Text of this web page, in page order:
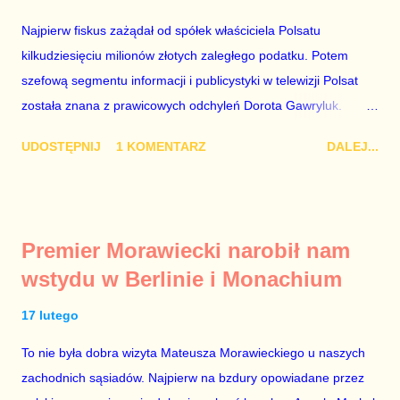
Najpierw fiskus zażądał od spółek właściciela Polsatu
kilkudziesięciu milionów złotych zaległego podatku. Potem
szefową segmentu informacji i publicystyki w telewizji Polsat
została znana z prawicowych odchyleń Dorota Gawryluk.
marionetka partii rządzącej, żona agenta SB, który jest obecnie
tylko tam, gdzie nie ma trudnych pytań. Taki obrót spraw
przyjmuję ze smutkiem. Właściciela Polsatu – Zygmunta
znowu dał się złamać partii Jarosława Kaczyńskiego. Znowu,
bo w 2007 roku też tak się stało. Na kilka tygodni przed
UDOSTĘPNIJ 1 KOMENTARZ DALEJ...
Premier Morawiecki narobił nam
wstydu w Berlinie i Monachium
17 lutego
To nie była dobra wizyta Mateusza Morawieckiego u naszych
zachodnich sąsiadów. Najpierw na bzdury opowiadane przez